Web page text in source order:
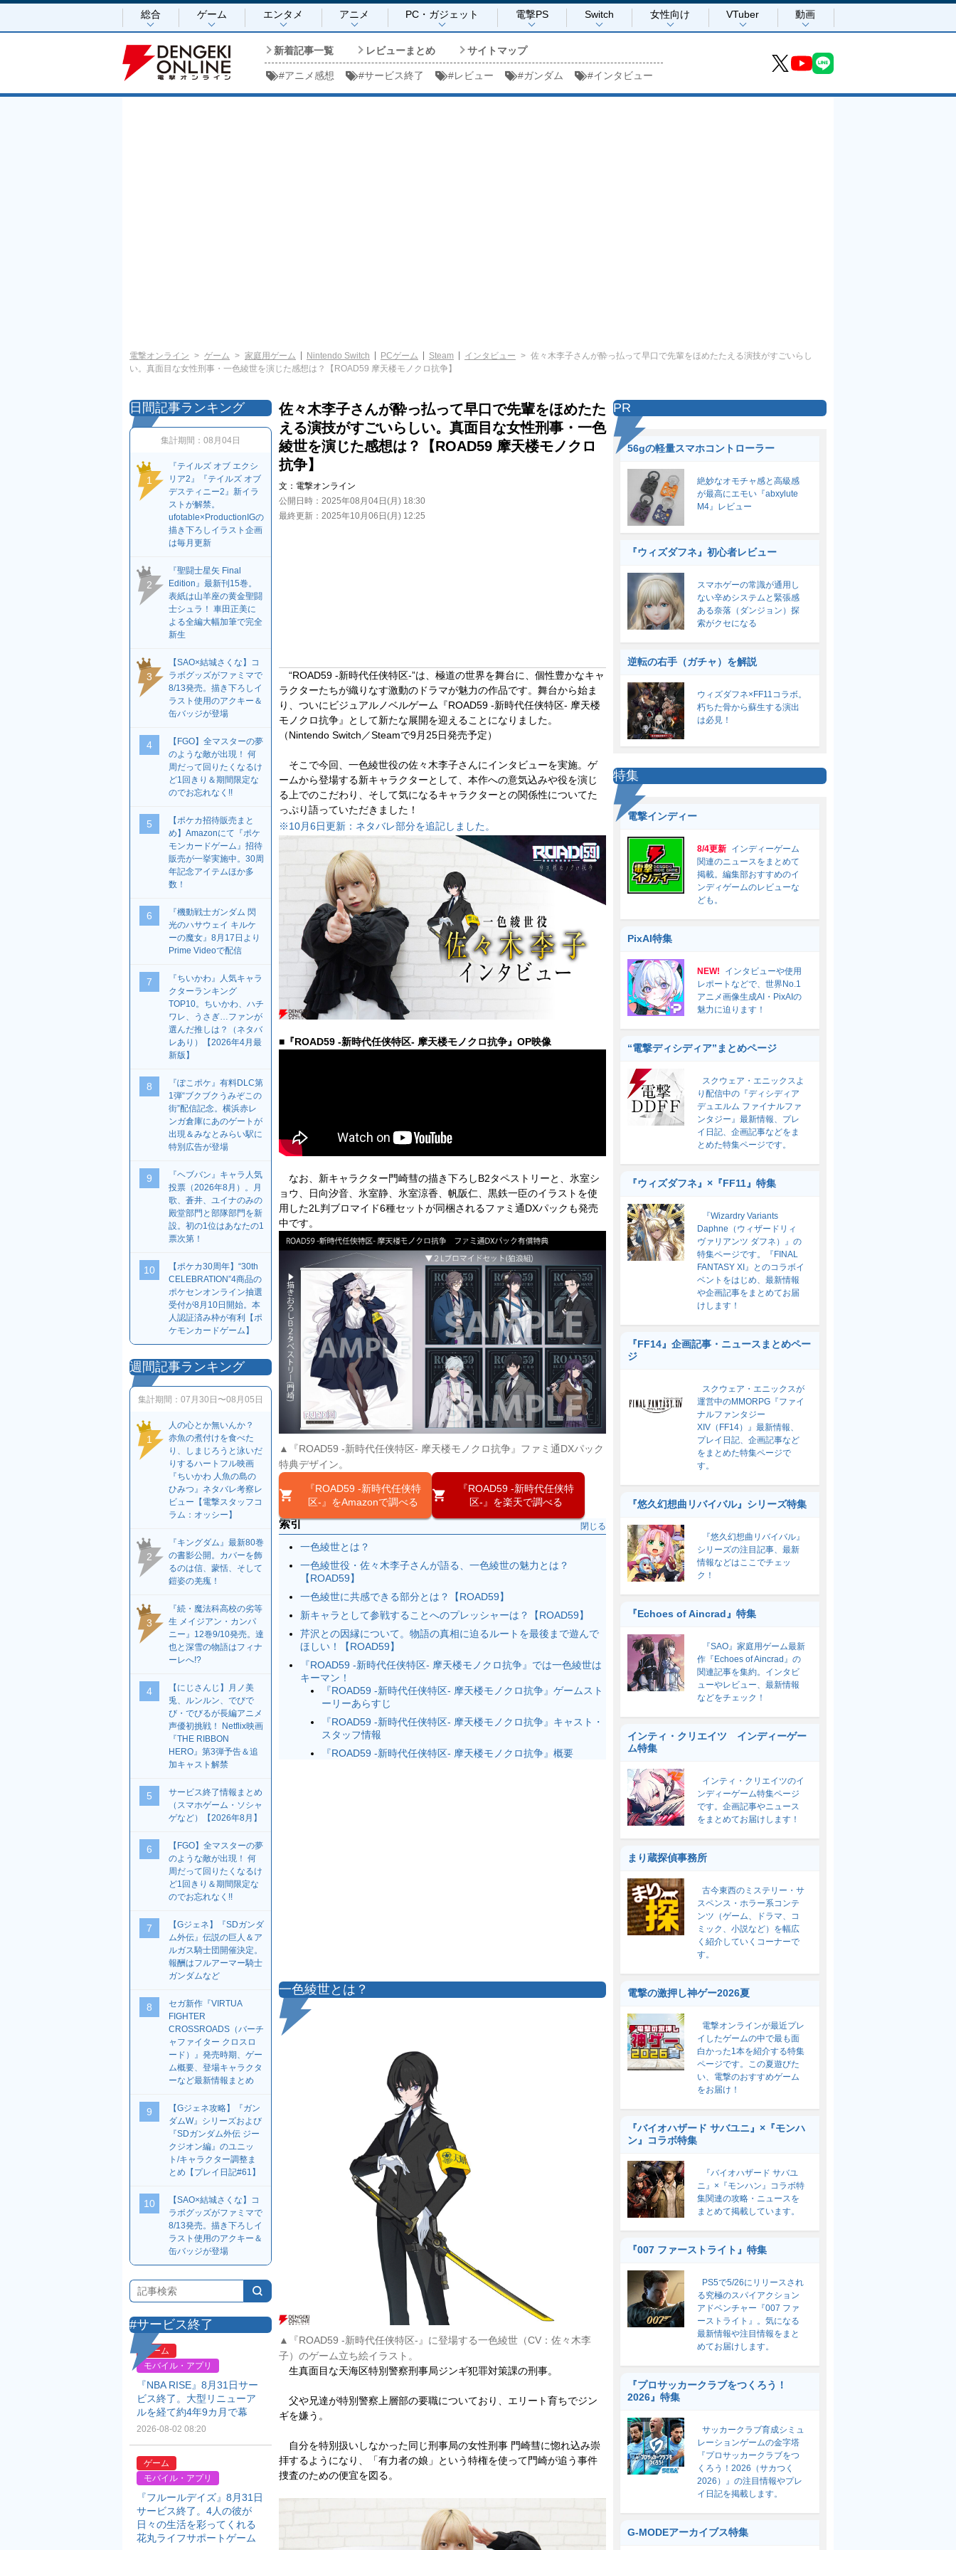
総合 ゲーム エンタメ アニメ PC・ガジェット 電撃PS Switch 女性向け VTuber 動画
新着記事一覧 レビューまとめ サイトマップ
#アニメ感想 #サービス終了 #レビュー #ガンダム #インタビュー
電撃オンライン ゲーム 家庭用ゲーム Nintendo Switch PCゲーム Steam インタビュー
佐々木李子さんが酔っ払って早口で先輩をほめたたえる演技がすごいらし
い。真面目な女性刑事・一色綾世を演じた感想は？【ROAD59 摩天楼モノクロ抗争】
佐々木李子さんが酔っ払って早口で先輩をほめたた
える演技がすごいらしい。真面目な女性刑事・一色
綾世を演じた感想は？【ROAD59 摩天楼モノクロ
抗争】
文： 電撃オンライン
公開日時： 2025年08月04日(月) 18:30
最終更新： 2025年10月06日(月) 12:25
“ROAD59 -新時代任侠特区-”は、極道の世界を舞台に、個性豊かなキャ
ラクターたちが織りなす激動のドラマが魅力の作品です。舞台から始ま
り、ついにビジュアルノベルゲーム『ROAD59 -新時代任侠特区- 摩天楼
モノクロ抗争』として新たな展開を迎えることになりました。
（Nintendo Switch／Steamで9月25日発売予定）
そこで今回、一色綾世役の佐々木李子さんにインタビューを実施。ゲ
ームから登場する新キャラクターとして、本作への意気込みや役を演じ
る上でのこだわり、そして気になるキャラクターとの関係性についてた
っぷり語っていただきました！
※10月6日更新：ネタバレ部分を追記しました。
■『ROAD59 -新時代任侠特区- 摩天楼モノクロ抗争』OP映像
なお、新キャラクター門崎彗の描き下ろしB2タペストリーと、氷室シ
ョウ、日向汐音、氷室静、氷室涼香、帆阪仁、黒鉄一臣のイラストを使
用した2L判ブロマイド6種セットが同梱されるファミ通DXパックも発売
中です。
▲『ROAD59 -新時代任侠特区- 摩天楼モノクロ抗争』ファミ通DXパック
特典デザイン。
『ROAD59 -新時代任侠特
区-』をAmazonで調べる
『ROAD59 -新時代任侠特
区-』を楽天で調べる
索引 閉じる
一色綾世とは？
一色綾世役・佐々木李子さんが語る、一色綾世の魅力とは？
【ROAD59】
一色綾世に共感できる部分とは？【ROAD59】
新キャラとして参戦することへのプレッシャーは？【ROAD59】
芹沢との因縁について。物語の真相に迫るルートを最後まで遊んで
ほしい！【ROAD59】
『ROAD59 -新時代任侠特区- 摩天楼モノクロ抗争』では一色綾世は
キーマン！
『ROAD59 -新時代任侠特区- 摩天楼モノクロ抗争』ゲームスト
ーリーあらすじ
『ROAD59 -新時代任侠特区- 摩天楼モノクロ抗争』キャスト・
スタッフ情報
『ROAD59 -新時代任侠特区- 摩天楼モノクロ抗争』概要
一色綾世とは？
▲『ROAD59 -新時代任侠特区-』に登場する一色綾世（CV：佐々木李
子）のゲーム立ち絵イラスト。
生真面目な天海区特別警察刑事局ジンギ犯罪対策課の刑事。
父や兄達が特別警察上層部の要職についており、エリート育ちでジン
ギを嫌う。
自分を特別扱いしなかった同じ刑事局の女性刑事 門崎彗に惚れ込み崇
拝するようになり、「有力者の娘」という特権を使って門崎が追う事件
捜査のための便宜を図る。
日間記事ランキング
集計期間： 08月04日
1
『テイルズ オブ エクシ
リア2』『テイルズ オブ
デスティニー2』新イラ
ストが解禁。
ufotable×ProductionIGの
描き下ろしイラスト企画
は毎月更新
2
『聖闘士星矢 Final
Edition』最新刊15巻。
表紙は山羊座の黄金聖闘
士シュラ！ 車田正美に
よる全編大幅加筆で完全
新生
3
【SAO×結城さくな】コ
ラボグッズがファミマで
8/13発売。描き下ろしイ
ラスト使用のアクキー＆
缶バッジが登場
4
【FGO】全マスターの夢
のような敵が出現！ 何
周だって回りたくなるけ
ど1回きり＆期間限定な
のでお忘れなく!!
5
【ポケカ招待販売まと
め】Amazonにて『ポケ
モンカードゲーム』招待
販売が一挙実施中。30周
年記念アイテムほか多
数！
6
『機動戦士ガンダム 閃
光のハサウェイ キルケ
ーの魔女』8月17日より
Prime Videoで配信
7
『ちいかわ』人気キャラ
クターランキング
TOP10。ちいかわ、ハチ
ワレ、うさぎ…ファンが
選んだ推しは？（ネタバ
レあり）【2026年4月最
新版】
8
『ぽこポケ』有料DLC第
1弾“ブクブクうみぞこの
街”配信記念。横浜赤レ
ンガ倉庫にあのゲートが
出現＆みなとみらい駅に
特別広告が登場
9
『ヘブバン』キャラ人気
投票（2026年8月）。月
歌、蒼井、ユイナのみの
殿堂部門と部隊部門を新
設。初の1位はあなたの1
票次第！
10
【ポケカ30周年】“30th
CELEBRATION”4商品の
ポケセンオンライン抽選
受付が8月10日開始。本
人認証済み枠が有利【ポ
ケモンカードゲーム】
週間記事ランキング
集計期間： 07月30日〜08月05日
1
人の心とか無いんか？
赤魚の煮付けを食べた
り、しまじろうと泳いだ
りするハートフル映画
『ちいかわ 人魚の島の
ひみつ』ネタバレ考察レ
ビュー【電撃スタッフコ
ラム：オッシー】
2
『キングダム』最新80巻
の書影公開。カバーを飾
るのは信、蒙恬、そして
鎧姿の羌瘣！
3
『続・魔法科高校の劣等
生 メイジアン・カンパ
ニー』12巻9/10発売。達
也と深雪の物語はフィナ
ーレへ!?
4
【にじさんじ】月ノ美
兎、ルンルン、でびで
び・でびるが長編アニメ
声優初挑戦！ Netflix映画
『THE RIBBON
HERO』第3弾予告＆追
加キャスト解禁
5
サービス終了情報まとめ
（スマホゲーム・ソシャ
ゲなど）【2026年8月】
6
【FGO】全マスターの夢
のような敵が出現！ 何
周だって回りたくなるけ
ど1回きり＆期間限定な
のでお忘れなく!!
7
【Gジェネ】『SDガンダ
ム外伝』伝説の巨人＆ア
ルガス騎士団開催決定。
報酬はフルアーマー騎士
ガンダムなど
8
セガ新作『VIRTUA
FIGHTER
CROSSROADS（バーチ
ャファイター クロスロ
ード）』発売時期、ゲー
ム概要、登場キャラクタ
ーなど最新情報まとめ
9
【Gジェネ攻略】『ガン
ダムW』シリーズおよび
『SDガンダム外伝 ジー
クジオン編』のユニッ
ト/キャラクター調整ま
とめ【プレイ日記#61】
10
【SAO×結城さくな】コ
ラボグッズがファミマで
8/13発売。描き下ろしイ
ラスト使用のアクキー＆
缶バッジが登場
#サービス終了
ゲーム
モバイル・アプリ
『NBA RISE』8月31日サー
ビス終了。大型リニューア
ルを経て約4年9カ月で幕
2026-08-02 08:20
ゲーム
モバイル・アプリ
『フルールデイズ』8月31日
サービス終了。4人の彼が
日々の生活を彩ってくれる
花丸ライフサポートゲーム
PR
56gの軽量スマホコントローラー
絶妙なオモチャ感と高級感
が最高にエモい『abxylute
M4』レビュー
『ウィズダフネ』初心者レビュー
スマホゲーの常識が通用し
ない辛めシステムと緊張感
ある奈落（ダンジョン）探
索がクセになる
逆転の右手（ガチャ）を解説
ウィズダフネ×FF11コラボ。
朽ちた骨から蘇生する演出
は必見！
特集
電撃インディー
8/4更新 インディーゲーム
関連のニュースをまとめて
掲載。編集部おすすめのイ
ンディゲームのレビューな
ども。
PixAI特集
NEW!
インタビューや使用
レポートなどで、世界No.1
アニメ画像生成AI・PixAIの
魅力に迫ります！
“電撃ディシディア”まとめページ
スクウェア・エニックスよ
り配信中の『ディシディア
デュエルム ファイナルファ
ンタジー』最新情報、プレ
イ日記、企画記事などをま
とめた特集ページです。
『ウィズダフネ』×『FF11』特集
『Wizardry Variants
Daphne（ウィザードリィ
ヴァリアンツ ダフネ）』の
特集ページです。『FINAL
FANTASY XI』とのコラボイ
ベントをはじめ、最新情報
や企画記事をまとめてお届
けします！
『FF14』企画記事・ニュースまとめペー
ジ
スクウェア・エニックスが
運営中のMMORPG『ファイ
ナルファンタジー
XIV（FF14）』最新情報、
プレイ日記、企画記事など
をまとめた特集ページで
す。
『悠久幻想曲リバイバル』シリーズ特集
『悠久幻想曲リバイバル』
シリーズの注目記事、最新
情報などはここでチェッ
ク！
『Echoes of Aincrad』特集
『SAO』家庭用ゲーム最新
作『Echoes of Aincrad』の
関連記事を集約。インタビ
ューやレビュー、最新情報
などをチェック！
インティ・クリエイツ インディーゲー
ム特集
インティ・クリエイツのイ
ンディーゲーム特集ページ
です。企画記事やニュース
をまとめてお届けします！
まり蔵探偵事務所
古今東西のミステリー・サ
スペンス・ホラー系コンテ
ンツ（ゲーム、ドラマ、コ
ミック、小説など）を幅広
く紹介していくコーナーで
す。
電撃の激押し神ゲー2026夏
電撃オンラインが最近プレ
イしたゲームの中で最も面
白かった1本を紹介する特集
ページです。この夏遊びた
い、電撃のおすすめゲーム
をお届け！
『バイオハザード サバユニ』×『モンハ
ン』コラボ特集
『バイオハザード サバユ
ニ』×『モンハン』コラボ特
集関連の攻略・ニュースを
まとめて掲載しています。
『007 ファーストライト』特集
PS5で5/26にリリースされ
る究極のスパイアクション
アドベンチャー『007 ファ
ーストライト』。気になる
最新情報や注目情報をまと
めてお届けします。
『プロサッカークラブをつくろう！
2026』特集
サッカークラブ育成シミュ
レーションゲームの金字塔
『プロサッカークラブをつ
くろう！2026（サカつく
2026）』の注目情報やプレ
イ日記を掲載します。
G-MODEアーカイブス特集